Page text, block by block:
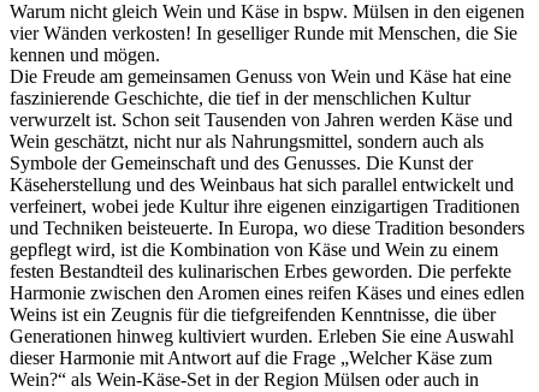
Warum nicht gleich Wein und Käse in bspw. Mülsen in den eigenen
vier Wänden verkosten! In geselliger Runde mit Menschen, die Sie
kennen und mögen.
Die Freude am gemeinsamen Genuss von Wein und Käse hat eine
faszinierende Geschichte, die tief in der menschlichen Kultur
verwurzelt ist. Schon seit Tausenden von Jahren werden Käse und
Wein geschätzt, nicht nur als Nahrungsmittel, sondern auch als
Symbole der Gemeinschaft und des Genusses. Die Kunst der
Käseherstellung und des Weinbaus hat sich parallel entwickelt und
verfeinert, wobei jede Kultur ihre eigenen einzigartigen Traditionen
und Techniken beisteuerte. In Europa, wo diese Tradition besonders
gepflegt wird, ist die Kombination von Käse und Wein zu einem
festen Bestandteil des kulinarischen Erbes geworden. Die perfekte
Harmonie zwischen den Aromen eines reifen Käses und eines edlen
Weins ist ein Zeugnis für die tiefgreifenden Kenntnisse, die über
Generationen hinweg kultiviert wurden. Erleben Sie eine Auswahl
dieser Harmonie mit Antwort auf die Frage „Welcher Käse zum
Wein?“ als Wein-Käse-Set in der Region Mülsen oder auch in